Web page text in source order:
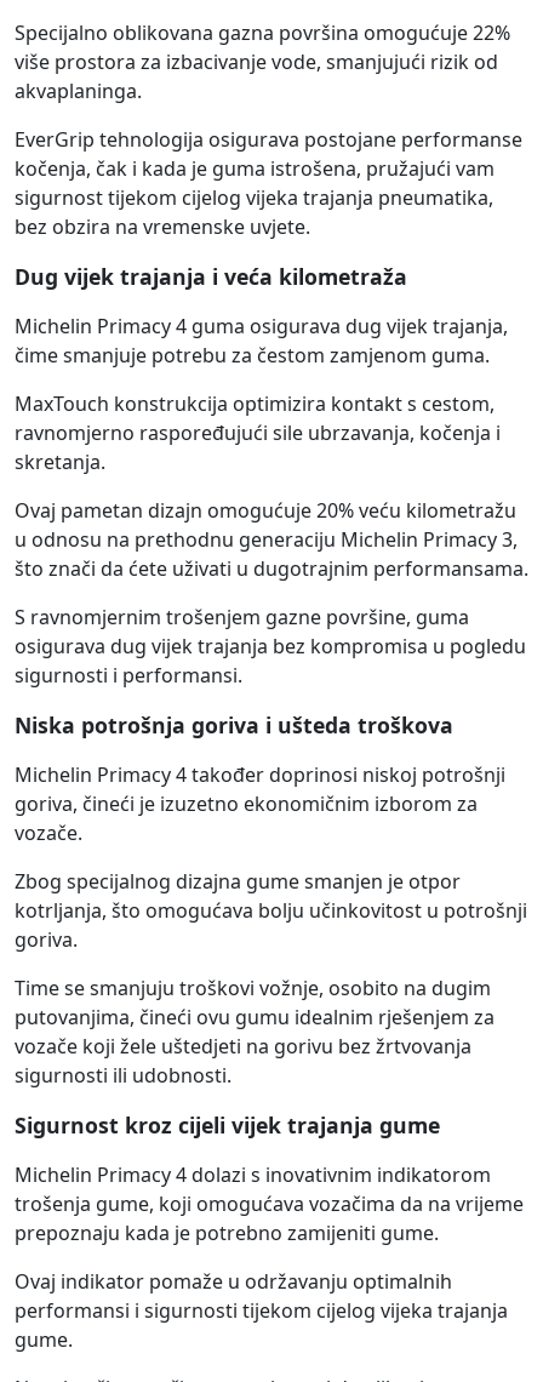
Specijalno oblikovana gazna površina omogućuje 22%
više prostora za izbacivanje vode, smanjujući rizik od
akvaplaninga.
EverGrip tehnologija osigurava postojane performanse
kočenja, čak i kada je guma istrošena, pružajući vam
sigurnost tijekom cijelog vijeka trajanja pneumatika,
bez obzira na vremenske uvjete.
Dug vijek trajanja i veća kilometraža
Michelin Primacy 4 guma osigurava dug vijek trajanja,
čime smanjuje potrebu za čestom zamjenom guma.
MaxTouch konstrukcija optimizira kontakt s cestom,
ravnomjerno raspoređujući sile ubrzavanja, kočenja i
skretanja.
Ovaj pametan dizajn omogućuje 20% veću kilometražu
u odnosu na prethodnu generaciju Michelin Primacy 3,
što znači da ćete uživati u dugotrajnim performansama.
S ravnomjernim trošenjem gazne površine, guma
osigurava dug vijek trajanja bez kompromisa u pogledu
sigurnosti i performansi.
Niska potrošnja goriva i ušteda troškova
Michelin Primacy 4 također doprinosi niskoj potrošnji
goriva, čineći je izuzetno ekonomičnim izborom za
vozače.
Zbog specijalnog dizajna gume smanjen je otpor
kotrljanja, što omogućava bolju učinkovitost u potrošnji
goriva.
Time se smanjuju troškovi vožnje, osobito na dugim
putovanjima, čineći ovu gumu idealnim rješenjem za
vozače koji žele uštedjeti na gorivu bez žrtvovanja
sigurnosti ili udobnosti.
Sigurnost kroz cijeli vijek trajanja gume
Michelin Primacy 4 dolazi s inovativnim indikatorom
trošenja gume, koji omogućava vozačima da na vrijeme
prepoznaju kada je potrebno zamijeniti gume.
Ovaj indikator pomaže u održavanju optimalnih
performansi i sigurnosti tijekom cijelog vijeka trajanja
gume.